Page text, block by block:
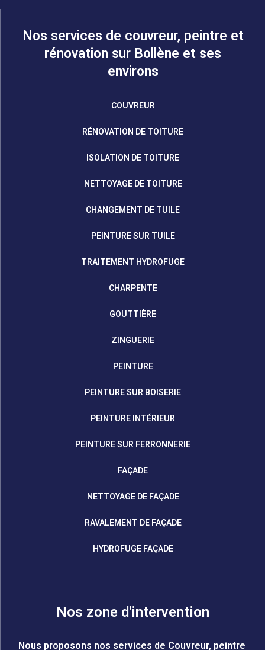
Nos services de couvreur, peintre et
rénovation sur Bollène et ses
environs
COUVREUR
RÉNOVATION DE TOITURE
ISOLATION DE TOITURE
NETTOYAGE DE TOITURE
CHANGEMENT DE TUILE
PEINTURE SUR TUILE
TRAITEMENT HYDROFUGE
CHARPENTE
GOUTTIÈRE
ZINGUERIE
PEINTURE
PEINTURE SUR BOISERIE
PEINTURE INTÉRIEUR
PEINTURE SUR FERRONNERIE
FAÇADE
NETTOYAGE DE FAÇADE
RAVALEMENT DE FAÇADE
HYDROFUGE FAÇADE
Nos zone d'intervention
Nous proposons nos services de Couvreur, peintre